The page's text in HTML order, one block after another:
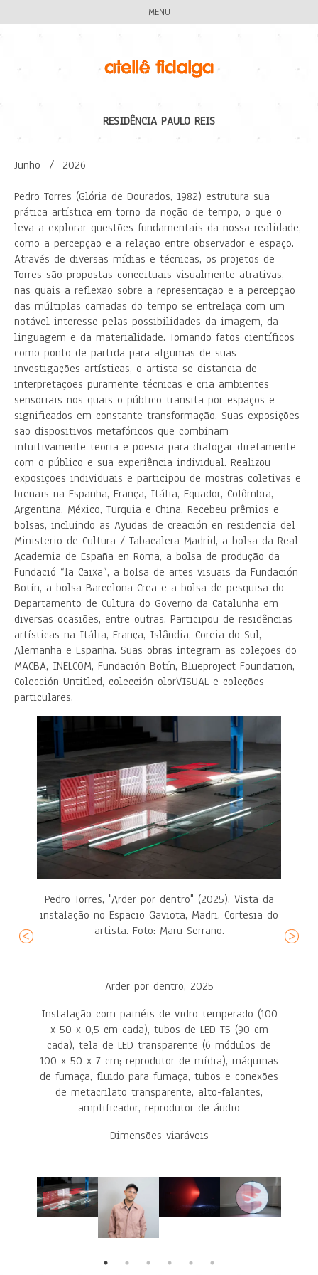
MENU
RESIDÊNCIA PAULO REIS
Junho / 2026
Pedro Torres (Glória de Dourados, 1982) estrutura sua
prática artística em torno da noção de tempo, o que o
leva a explorar questões fundamentais da nossa realidade,
como a percepção e a relação entre observador e espaço.
Através de diversas mídias e técnicas, os projetos de
Torres são propostas conceituais visualmente atrativas,
nas quais a reflexão sobre a representação e a percepção
das múltiplas camadas do tempo se entrelaça com um
notável interesse pelas possibilidades da imagem, da
linguagem e da materialidade. Tomando fatos científicos
como ponto de partida para algumas de suas
investigações artísticas, o artista se distancia de
interpretações puramente técnicas e cria ambientes
sensoriais nos quais o público transita por espaços e
significados em constante transformação. Suas exposições
são dispositivos metafóricos que combinam
intuitivamente teoria e poesia para dialogar diretamente
com o público e sua experiência individual. Realizou
exposições individuais e participou de mostras coletivas e
bienais na Espanha, França, Itália, Equador, Colômbia,
Argentina, México, Turquia e China. Recebeu prêmios e
bolsas, incluindo as Ayudas de creación en residencia del
Ministerio de Cultura / Tabacalera Madrid, a bolsa da Real
Academia de España en Roma, a bolsa de produção da
Fundació “la Caixa”, a bolsa de artes visuais da Fundación
Botín, a bolsa Barcelona Crea e a bolsa de pesquisa do
Departamento de Cultura do Governo da Catalunha em
diversas ocasiões, entre outras. Participou de residências
artísticas na Itália, França, Islândia, Coreia do Sul,
Alemanha e Espanha. Suas obras integram as coleções do
MACBA, INELCOM, Fundación Botín, Blueproject Foundation,
Colección Untitled, colección olorVISUAL e coleções
particulares.
Pedro Torres, "Arder por dentro" (2025). Vista da
instalação no Espacio Gaviota, Madri. Cortesia do
artista. Foto: Maru Serrano.
Arder por dentro, 2025
Instalação com painéis de vidro temperado (100
x 50 x 0,5 cm cada), tubos de LED T5 (90 cm
cada), tela de LED transparente (6 módulos de
100 x 50 x 7 cm; reprodutor de mídia), máquinas
de fumaça, fluido para fumaça, tubos e conexões
de metacrilato transparente, alto-falantes,
amplificador, reprodutor de áudio
Dimensões viaráveis